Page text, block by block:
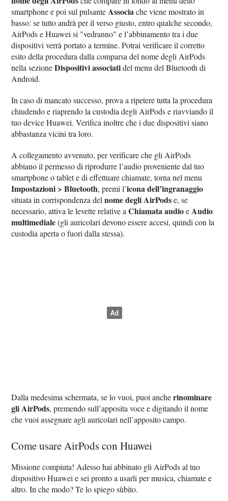
smartphone e poi sul pulsante Associache viene mostrato in
basso: se tutto andrà per il verso giusto, entro qualche secondo,
AirPods e Huawei si "vedranno" e l’abbinamento tra i due
dispositivi verrà portato a termine. Potrai verificare il corretto
esito della procedura dalla comparsa del nome degli AirPods
nella sezioneDispositivi associatidel menu del Bluetooth di
Android.
In caso di mancato successo, prova a ripetere tutta la procedura
chiudendo e riaprendo la custodia degli AirPods e riavviando il
tuo device Huawei. Verifica inoltre che i due dispositivi siano
abbastanza vicini tra loro.
A collegamento avvenuto, per verificare che gli AirPods
abbiano il permesso di riprodurre l’audio proveniente dal tuo
smartphone o tablet e di effettuare chiamate, torna nel menu
Impostazioni > Bluetooth, premi l’icona dell’ingranaggio
situata in corrispondenza delnome degli AirPodse, se
necessario, attiva le levette relative aChiamata audioe Audio
multimediale(gli auricolari devono essere accesi, quindi con la
custodia aperta o fuori dalla stessa).
Dalla medesima schermata, se lo vuoi, puoi ancherinominare
gli AirPods, premendo sull’apposita voce e digitando il nome
che vuoi assegnare agli auricolari nell’apposito campo.
Come usare AirPods con Huawei
Missione compiuta! Adesso hai abbinato gli AirPods al tuo
dispositivo Huawei e sei pronto a usarli per musica, chiamate e
altro. In che modo? Te lo spiego sùbito.